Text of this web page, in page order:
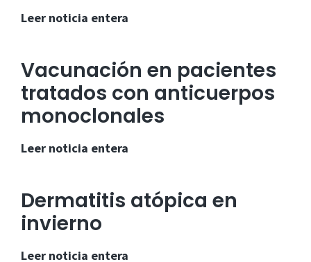
Leer noticia entera
pacientes
con
angioedema
Vacunación en pacientes
tratados con anticuerpos
monoclonales
Leer noticia entera
pacientes
tratados
Dermatitis atópica en
invierno
Leer noticia entera